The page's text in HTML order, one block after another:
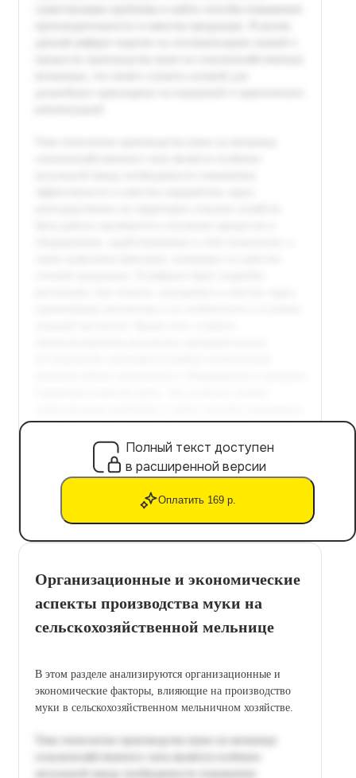
Полный текст доступен
в расширенной версии
Оплатить 169 р.
Организационные и экономические
аспекты производства муки на
сельскохозяйственной мельнице
В этом разделе анализируются организационные и
экономические факторы, влияющие на производство
муки в сельскохозяйственном мельничном хозяйстве.